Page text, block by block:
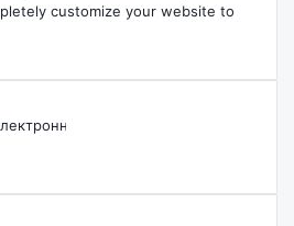
customize your website to